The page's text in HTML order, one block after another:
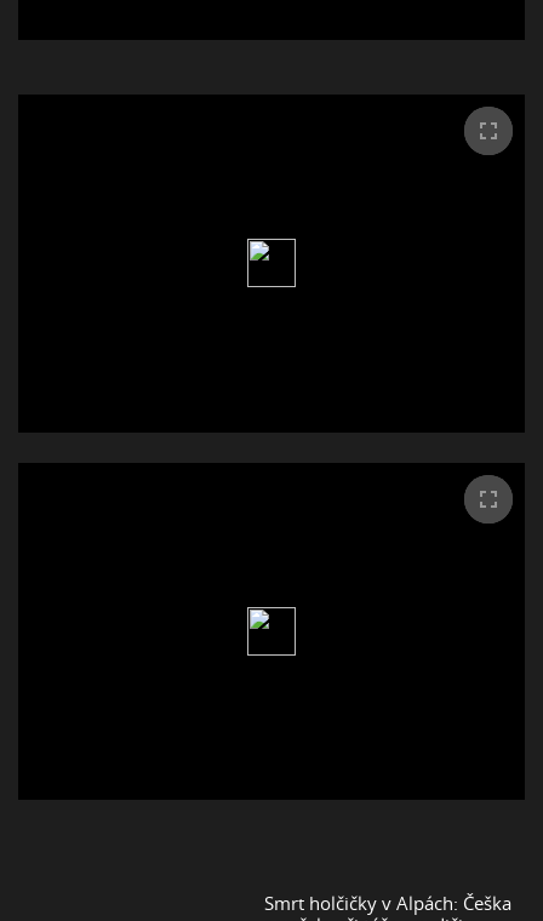
Smrt holčičky v Alpách: Češka